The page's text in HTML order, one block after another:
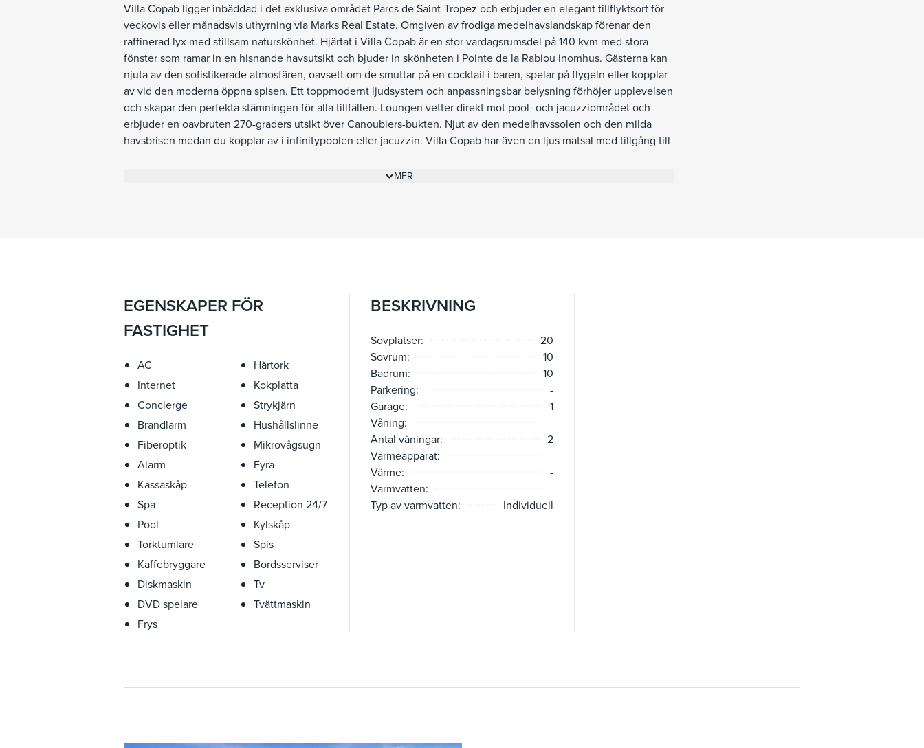
Villa Copab ligger inbäddad i det exklusiva området Parcs de Saint-Tropez och erbjuder en elegant tillflyktsort för
veckovis eller månadsvis uthyrning via Marks Real Estate. Omgiven av frodiga medelhavslandskap förenar den
raffinerad lyx med stillsam naturskönhet. Hjärtat i Villa Copab är en stor vardagsrumsdel på 140 kvm med stora
fönster som ramar in en hisnande havsutsikt och bjuder in skönheten i Pointe de la Rabiou inomhus. Gästerna kan
njuta av den sofistikerade atmosfären, oavsett om de smuttar på en cocktail i baren, spelar på flygeln eller kopplar
av vid den moderna öppna spisen. Ett toppmodernt ljudsystem och anpassningsbar belysning förhöjer upplevelsen
och skapar den perfekta stämningen för alla tillfällen. Loungen vetter direkt mot pool- och jacuzziområdet och
erbjuder en oavbruten 270-graders utsikt över Canoubiers-bukten. Njut av den medelhavssolen och den milda
havsbrisen medan du kopplar av i infinitypoolen eller jacuzzin. Villa Copab har även en ljus matsal med tillgång till
innergård, komplett med fontän och doftande rosor, erbjuder en fridfull plats att koppla av på. Med direkt tillgång
MER
EGENSKAPER FÖR
FASTIGHET
AC
Internet
Concierge
Brandlarm
Fiberoptik
Alarm
Kassaskåp
Spa
Pool
Torktumlare
Kaffebryggare
Diskmaskin
DVD spelare
Frys
Hårtork
Kokplatta
Strykjärn
Hushållslinne
Mikrovågsugn
Fyra
Telefon
Reception 24/7
Kylskåp
Spis
Bordsserviser
Tv
Tvättmaskin
BESKRIVNING
Sovplatser:
20
Sovrum:
10
Badrum:
10
Parkering:
-
Garage:
1
Våning:
-
Antal våningar:
2
Värmeapparat:
-
Värme:
-
Varmvatten:
-
Typ av varmvatten:
Individuell